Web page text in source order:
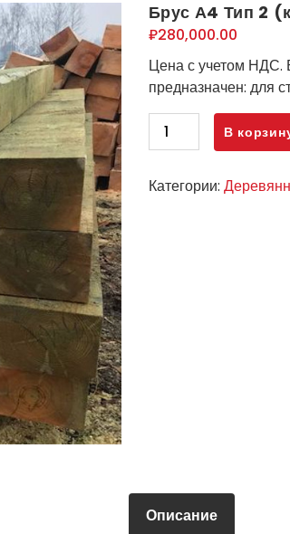
Брус А4 Тип 2
₽280,000.00
Цена с учетом НДС.
предназначен: для
Количество
товара
А4
В
Категории:
Описание